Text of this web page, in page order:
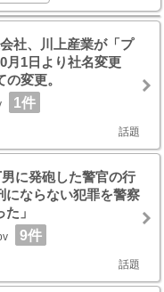
社、川上産業が「プ
月1日より社名変更
変更。
1件
話題
に発砲した警官の行
にならない犯罪を警察
」
9件
話題